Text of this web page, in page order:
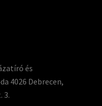
és
4026 Debrecen,
3.